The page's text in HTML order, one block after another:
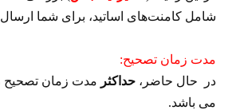
شامل کامنت‌های اساتید، برای شما
مدت زمان تصحیح:
در حال حاضر، حداکثر مدت زمان تصحیح
می باشد.